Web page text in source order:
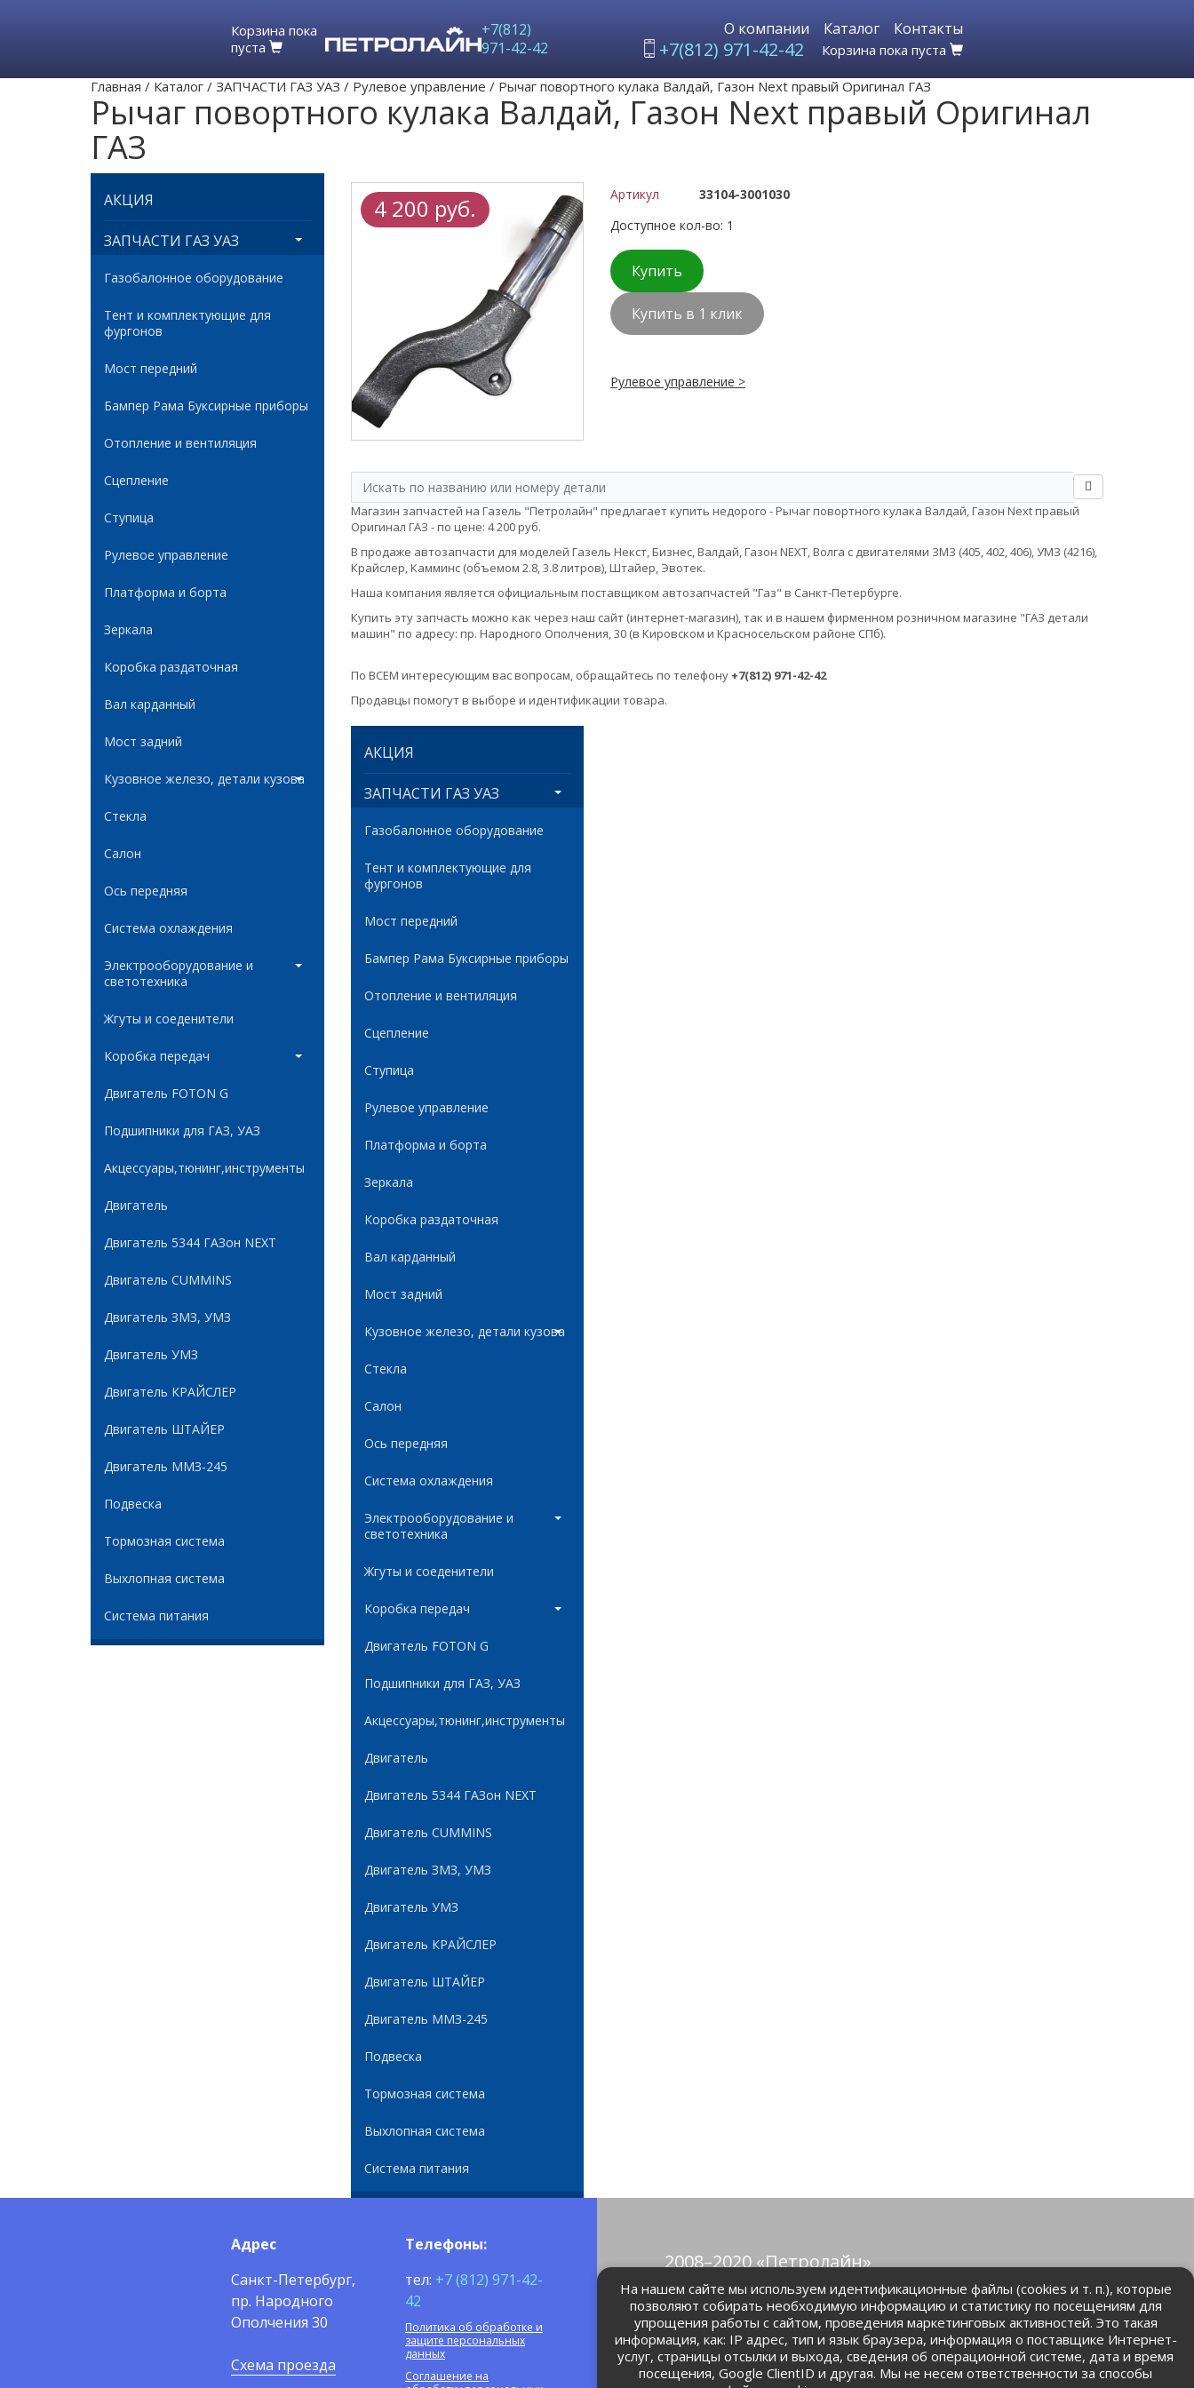
Корзина пока
пуста
+7(812)
971-42-42
О компании Каталог Контакты
+7(812) 971-42-42 Корзина пока пуста
Главная / Каталог / ЗАПЧАСТИ ГАЗ УАЗ / Рулевое управление / Рычаг повортного кулака Валдай, Газон Next правый Оригинал ГАЗ
Рычаг повортного кулака Валдай, Газон Next правый Оригинал
ГАЗ
АКЦИЯ
ЗАПЧАСТИ ГАЗ УАЗ
Газобалонное оборудование
Тент и комплектующие для
фургонов
Мост передний
Бампер Рама Буксирные приборы
Отопление и вентиляция
Сцепление
Ступица
Рулевое управление
Платформа и борта
Зеркала
Коробка раздаточная
Вал карданный
Мост задний
Кузовное железо, детали кузова
Стекла
Салон
Ось передняя
Система охлаждения
Электрооборудование и
светотехника
Жгуты и соеденители
Коробка передач
Двигатель FOTON G
Подшипники для ГАЗ, УАЗ
Акцессуары,тюнинг,инструменты
Двигатель
Двигатель 5344 ГАЗон NEXT
Двигатель CUMMINS
Двигатель ЗМЗ, УМЗ
Двигатель УМЗ
Двигатель КРАЙСЛЕР
Двигатель ШТАЙЕР
Двигатель ММЗ-245
Подвеска
Тормозная система
Выхлопная система
Система питания
4 200 руб. Артикул
33104-3001030
Доступное кол-во: 1
Купить
Купить в 1 клик
Рулевое управление >
Магазин запчастей на Газель "Петролайн" предлагает купить недорого - Рычаг повортного кулака Валдай, Газон Next правый
Оригинал ГАЗ - по цене: 4 200 руб.
В продаже автозапчасти для моделей Газель Некст, Бизнес, Валдай, Газон NEXT, Волга с двигателями ЗМЗ (405, 402, 406), УМЗ (4216),
Крайслер, Камминс (объемом 2.8, 3.8 литров), Штайер, Эвотек.
Наша компания является официальным поставщиком автозапчастей "Газ" в Санкт-Петербурге.
Купить эту запчасть можно как через наш сайт (интернет-магазин), так и в нашем фирменном розничном магазине "ГАЗ детали
машин" по адресу: пр. Народного Ополчения, 30 (в Кировском и Красносельском районе СПб).
По ВСЕМ интересующим вас вопросам, обращайтесь по телефону +7(812) 971-42-42
Продавцы помогут в выборе и идентификации товара.
АКЦИЯ
ЗАПЧАСТИ ГАЗ УАЗ
Газобалонное оборудование
Тент и комплектующие для
фургонов
Мост передний
Бампер Рама Буксирные приборы
Отопление и вентиляция
Сцепление
Ступица
Рулевое управление
Платформа и борта
Зеркала
Коробка раздаточная
Вал карданный
Мост задний
Кузовное железо, детали кузова
Стекла
Салон
Ось передняя
Система охлаждения
Электрооборудование и
светотехника
Жгуты и соеденители
Коробка передач
Двигатель FOTON G
Подшипники для ГАЗ, УАЗ
Акцессуары,тюнинг,инструменты
Двигатель
Двигатель 5344 ГАЗон NEXT
Двигатель CUMMINS
Двигатель ЗМЗ, УМЗ
Двигатель УМЗ
Двигатель КРАЙСЛЕР
Двигатель ШТАЙЕР
Двигатель ММЗ-245
Подвеска
Тормозная система
Выхлопная система
Система питания
Адрес
Санкт-Петербург,
пр. Народного
Ополчения 30
Схема проезда
Телефоны:
тел: +7 (812) 971-42-
42
Политика об обработке и
защите персональных
данных
Соглашение на
2008–2020 «Петролайн»
© Все права защищены.
petrolain@mail.ru
На нашем сайте мы используем идентификационные файлы (cookies и т. п.), которые
позволяют собирать необходимую информацию и статистику по посещениям для
упрощения работы с сайтом, проведения маркетинговых активностей. Это такая
информация, как: IP адрес, тип и язык браузера, информация о поставщике Интернет-
услуг, страницы отсылки и выхода, сведения об операционной системе, дата и время
посещения, Google ClientID и другая. Мы не несем ответственности за способы